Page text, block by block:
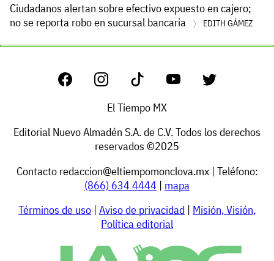
Ciudadanos alertan sobre efectivo expuesto en cajero;
no se reporta robo en sucursal bancaria
EDITH GÁMEZ
El Tiempo MX
Editorial Nuevo Almadén S.A. de C.V. Todos los derechos
reservados ©2025
Contacto redaccion@eltiempomonclova.mx| Teléfono:
(866) 634 4444 | mapa
Términos de uso | Aviso de privacidad | Misión, Visión,
Política editorial